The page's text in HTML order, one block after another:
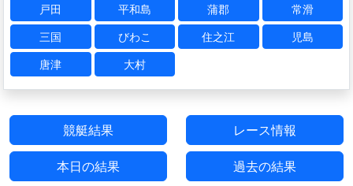
戸田 平和島 蒲郡
常滑
三国
びわこ 住之江
児島
唐津
大村
競艇結果 レース情報
本日の結果 過去の結果